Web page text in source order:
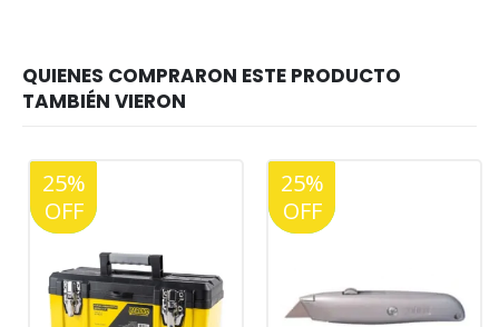
25%
OFF
20%
OFF
25%
OFF
20%
OFF